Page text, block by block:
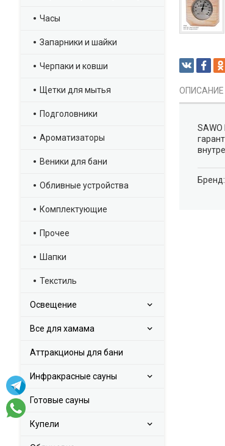
Часы
Запарники и шайки
Черпаки и ковши
Щетки для мытья
Подголовники
Ароматизаторы
Веники для бани
Обливные устройства
Комплектующие
Прочее
Шапки
Текстиль
Освещение
Все для хамама
Аттракционы для бани
Инфракрасные сауны
Готовые сауны
Купели
ОПИСАНИЕ
Брeнд: